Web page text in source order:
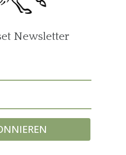
Newsletter